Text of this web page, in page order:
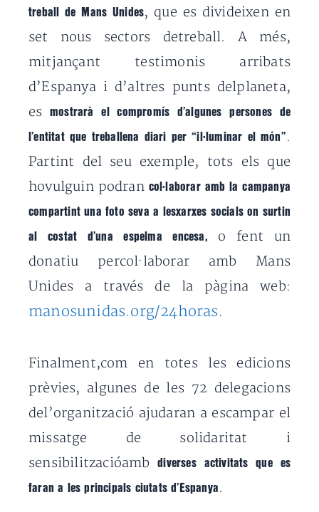
treball de Mans Unides, que es divideixen en
set nous sectors detreball. A més,
mitjançant testimonis arribats
d’Espanya i d’altres punts delplaneta,
esmostrarà el compromís d’algunes persones de
l’entitat que treballena diari per “il·luminar el món” .
Partint del seu exemple, tots els que
hovulguin podran col·laborar amb la campanya
compartint una foto seva a lesxarxes socials on surtin
al costat d’una espelma encesa,
o fent un
donatiu percol·laborar amb Mans
Unides a través de la pàgina web:
manosunidas.org/24horas.
Finalment,com en totes les edicions
prèvies, algunes de les 72 delegacions
del’organització ajudaran a escampar el
missatge de solidaritat i
sensibilitzacióambdiverses activitats que es
faran a les principals ciutats d’Espanya .